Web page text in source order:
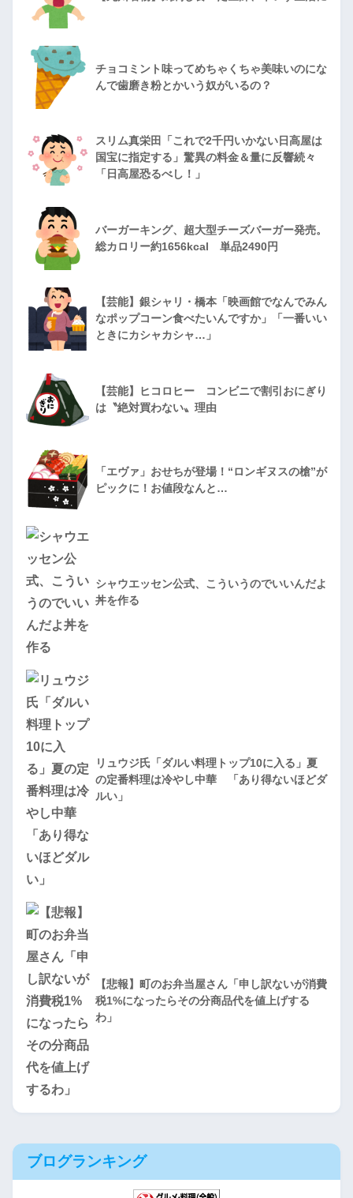
チョコミント味ってめちゃくちゃ美味いのにな
んで歯磨き粉とかいう奴がいるの？
スリム真栄田「これで2千円いかない日高屋は
国宝に指定する」驚異の料金＆量に反響続々
「日高屋恐るべし！」
バーガーキング、超大型チーズバーガー発売。
総カロリー約1656kcal 単品2490円
【芸能】銀シャリ・橋本「映画館でなんでみん
なポップコーン食べたいんですか」「一番いい
ときにカシャカシャ…」
【芸能】ヒコロヒー コンビニで割引おにぎり
は〝絶対買わない〟理由
「エヴァ」おせちが登場！“ロンギヌスの槍”が
ピックに！お値段なんと…
シャウエッセン公式、こういうのでいいんだよ
丼を作る
リュウジ氏「ダルい料理トップ10に入る」夏
の定番料理は冷やし中華 「あり得ないほどダ
ルい」
【悲報】町のお弁当屋さん「申し訳ないが消費
税1%になったらその分商品代を値上げする
わ」
ブログランキング